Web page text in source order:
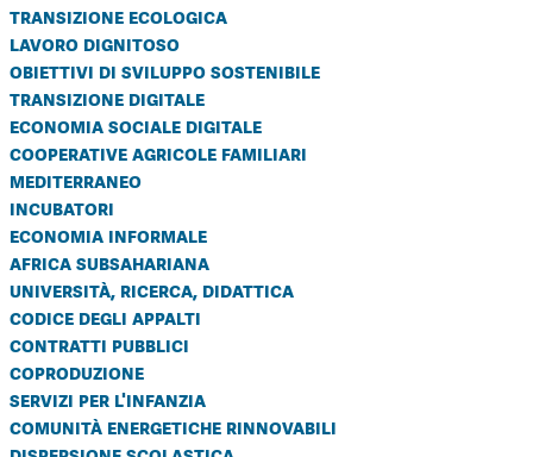
transizione ecologica
lavoro dignitoso
obiettivi di sviluppo sostenibile
transizione digitale
economia sociale digitale
cooperative agricole familiari
mediterraneo
incubatori
economia informale
africa subsahariana
università, ricerca, didattica
codice degli appalti
contratti pubblici
coproduzione
servizi per l'infanzia
comunità energetiche rinnovabili